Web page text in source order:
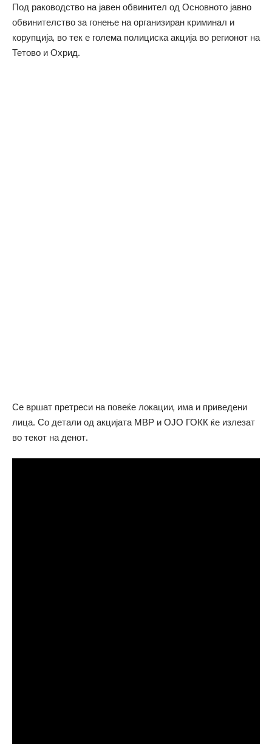
Под раководство на јавен обвинител од Основното јавно
обвинителство за гонење на организиран криминал и
корупција, во тек е голема полициска акција во регионот на
Тетово и Охрид.
Се вршат претреси на повеќе локации, има и приведени
лица. Со детали од акцијата МВР и ОЈО ГОКК ќе излезат
во текот на денот.